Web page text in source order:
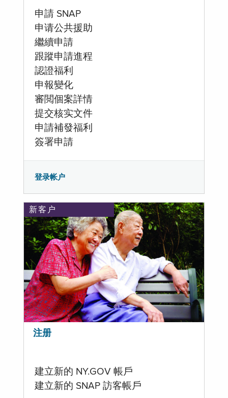
申請 SNAP
申请公共援助
繼續申請
跟蹤申請進程
認證福利
申報變化
審閲個案詳情
提交核实文件
申請補發福利
簽署申請
登录帐户
新客户
注册
建立新的 NY.GOV 帳戶
建立新的 SNAP 訪客帳戶